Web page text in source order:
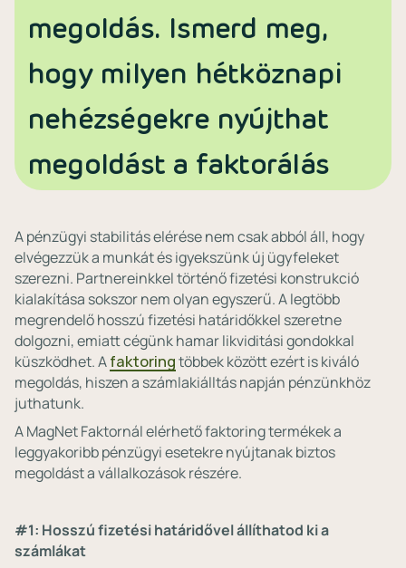
megoldás. Ismerd meg,
hogy milyen hétköznapi
nehézségekre nyújthat
megoldást a faktorálás
A pénzügyi stabilitás elérése nem csak abból áll, hogy
elvégezzük a munkát és igyekszünk új ügyfeleket
szerezni. Partnereinkkel történő fizetési konstrukció
kialakítása sokszor nem olyan egyszerű. A legtöbb
megrendelő hosszú fizetési határidőkkel szeretne
dolgozni, emiatt cégünk hamar likviditási gondokkal
küszködhet. Afaktoringtöbbek között ezért is kiváló
megoldás, hiszen a számlakiálltás napján pénzünkhöz
juthatunk.
A MagNet Faktornál elérhető faktoring termékek a
leggyakoribb pénzügyi esetekre nyújtanak biztos
megoldást a vállalkozások részére.
#1: Hosszú fizetési határidővel állíthatod ki a
számlákat